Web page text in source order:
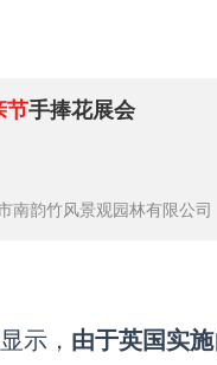
节手捧花展会
南韵竹风景观园林有限公司
示， 由于英国实